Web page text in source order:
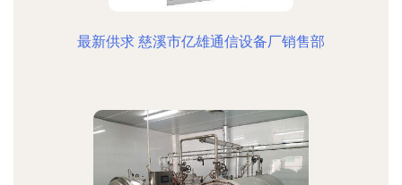
最新供求 慈溪市亿雄通信设备厂销售部